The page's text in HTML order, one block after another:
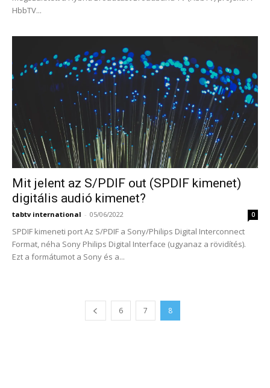
HbbTV...
Mit jelent az S/PDIF out (SPDIF kimenet)
digitális audió kimenet?
tabtv international - 05/06/2022 0
SPDIF kimeneti port Az S/PDIF a Sony/Philips Digital Interconnect
Format, néha Sony Philips Digital Interface (ugyanaz a rövidítés).
Ezt a formátumot a Sony és a...
6 7 8